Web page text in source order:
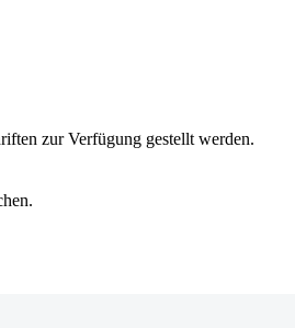
zur Verfügung gestellt werden.